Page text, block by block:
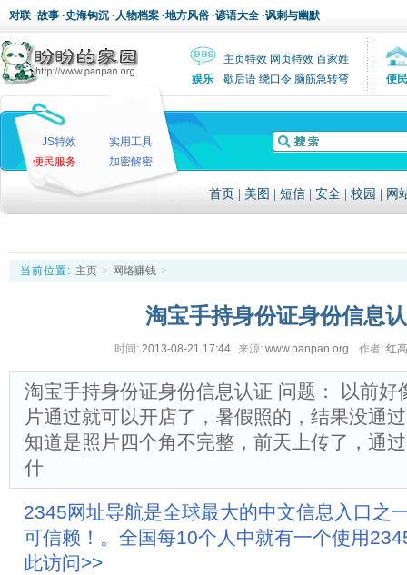
对联 ·故事 ·史海钩沉 ·人物档案 ·地方风俗 ·谚语大全 ·讽刺与幽默
主页特效 网页特效 百家姓
娱乐
歇后语 绕口令 脑筋急转弯 便民
JS特效
实用工具
便民服务
加密解密
首页 美图 短信 安全 校园 网
当前位置: 主页 > 网络赚钱 >
淘宝手持身份证身份信息
时间: 2013-08-21 17:44 来源: www.panpan.org 作者: 红
淘宝手持身份证身份信息认证 问题： 以前好
片通过就可以开店了，暑假照的，结果没通
知道是照片四个角不完整，前天上传了，通
什
2345网址导航是全球最大的中文信息入口之
可信赖！。全国每10个人中就有一个使用
此访问>>